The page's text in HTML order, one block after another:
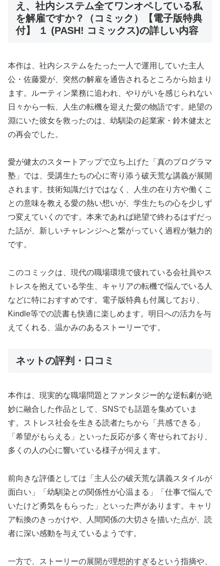
え、社内システム全てワンオペしている私
を解雇ですか？（コミック）【電子版特典
付】 １ (PASH! コミックス)の詳しい内容
本作は、社内システムをたった一人で運用していた主人
公・佐藤愛が、突然の解雇を通告されるところから始まり
ます。ルーティン業務に追われ、やりがいを感じられない
日々から一転、人生の転機を迎えた愛の物語です。絶望の
淵にいた彼女を救ったのは、幼馴染の起業家・鈴木健太と
の再会でした。
愛が健太のスタートアップで立ち上げた「真のプログラマ
塾」では、受講生たちの心に寄り添う破天荒な講義が展開
されます。技術知識だけではなく、人生の在り方や働くこ
との意味を教える愛の熱い想いが、学生たちの心を少しず
つ変えていくのです。本来であれば絶望で終わるはずだっ
た話が、新しいチャレンジへと繋がっていく過程が魅力的
です。
このコミックは、現代の職場環境で疲れている会社員やス
トレスを抱えている学生、キャリアの転機で悩んでいる人
などに特におすすめです。電子版特典も付属しており、
Kindle等での読書も快適に楽しめます。明日への活力を与
えてくれる、温かみのあるストーリーです。
ネットの評判・口コミ
本作は、現実的な職場問題とファンタジー的な逆転劇が絶
妙に融合した作品として、SNSでも話題を集めていま
す。ストレス社会を生きる読者たちから「共感できる」
「希望がもらえる」といった反応が多く寄せられており、
多くの人の心に響いている様子が伺えます。
前向きな評価としては「主人公の破天荒な講義スタイルが
面白い」「幼馴染との関係性が心温まる」「仕事で悩んで
いたけど勇気をもらった」といった声があります。キャリ
ア転換のきっかけや、人間関係の大切さを描いた点が、読
者に深い感動を与えているようです。
一方で、ストーリーの展開が理想的すぎるという指摘や、